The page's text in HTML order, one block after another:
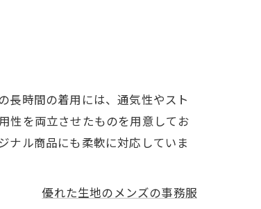
長時間の着用には、通気性やスト
性を両立させたものを用意してお
ナル商品にも柔軟に対応していま
優れた生地のメンズの事務服